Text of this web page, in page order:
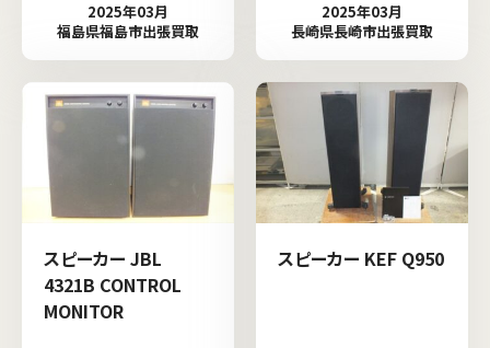
2025年03月
福島県福島市出張買取
2025年03月
長崎県長崎市出張買取
スピーカー JBL
4321B CONTROL
MONITOR
スピーカー KEF Q950